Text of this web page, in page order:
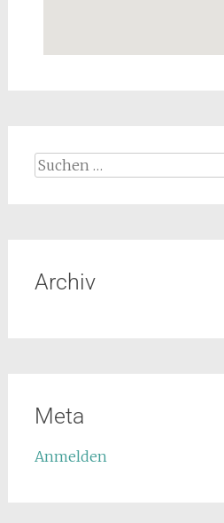
Archiv
Meta
Anmelden